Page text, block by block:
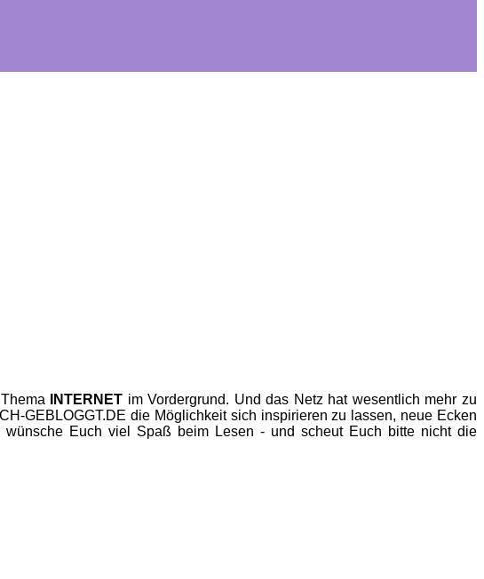
INTERNET im Vordergrund. Und das Netz hat wesentlich mehr zu
GEBLOGGT.DE die Möglichkeit sich inspirieren zu lassen, neue Ecken
Euch viel Spaß beim Lesen - und scheut Euch bitte nicht die